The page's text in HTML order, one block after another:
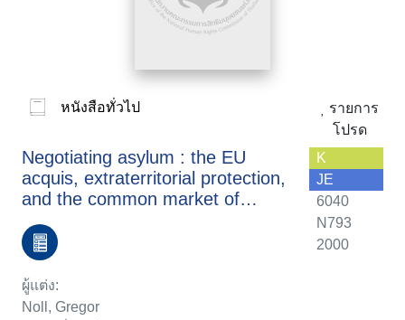
หนังสือทั่วไป
รายการ
โปรด
Negotiating asylum : the EU
acquis, extraterritorial protection,
and the common market of
deflection
ผู้แต่ง:
Noll, Gregor
K
JE
6040
N793
2000